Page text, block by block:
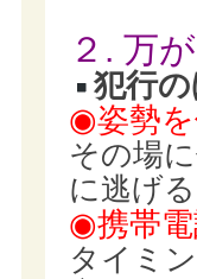
２. 万
犯行
◉姿勢
その場
に逃げ
◉携帯
タイミ